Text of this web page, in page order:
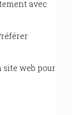
avec
site web pour